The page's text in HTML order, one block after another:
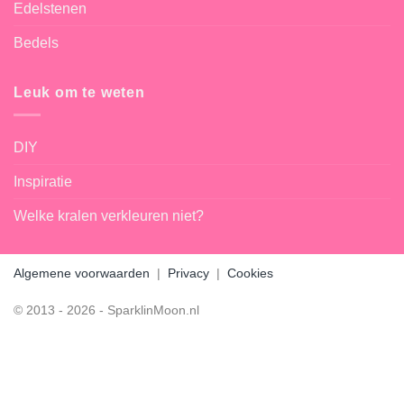
Edelstenen
Bedels
Leuk om te weten
DIY
Inspiratie
Welke kralen verkleuren niet?
Algemene voorwaarden | Privacy | Cookies
© 2013 - 2026 - SparklinMoon.nl